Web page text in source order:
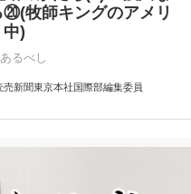
牧師キングのアメリ
)
るべし
売新聞東京本社国際部編集委員